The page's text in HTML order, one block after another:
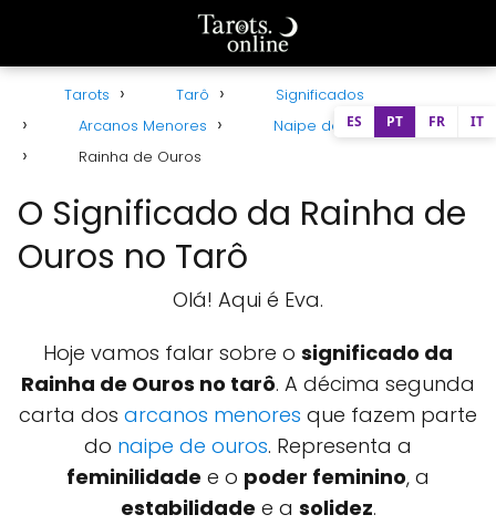
Tarots Tarô
Significados
Arcanos Menores
Naipe de Ouros
Rainha de Ouros
O Significado da Rainha de
Ouros no Tarô
Olá! Aqui é Eva.
Hoje vamos falar sobre o significado da
Rainha de Ouros no tarô. A décima segunda
carta dos arcanos menores que fazem parte
do naipe de ouros. Representa a
feminilidade e o poder feminino, a
estabilidade e a solidez.
ES PT FR IT